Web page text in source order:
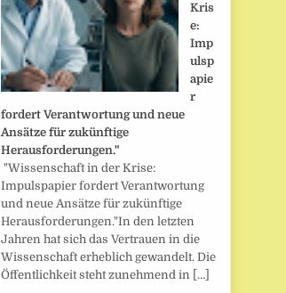
Kris
e:
Imp
ulsp
apie
r
fordert Verantwortung und neue
Ansätze für zukünftige
Herausforderungen."
"Wissenschaft in der Krise:
Impulspapier fordert Verantwortung
und neue Ansätze für zukünftige
Herausforderungen."In den letzten
Jahren hat sich das Vertrauen in die
Wissenschaft erheblich gewandelt. Die
Öffentlichkeit steht zunehmend in […]